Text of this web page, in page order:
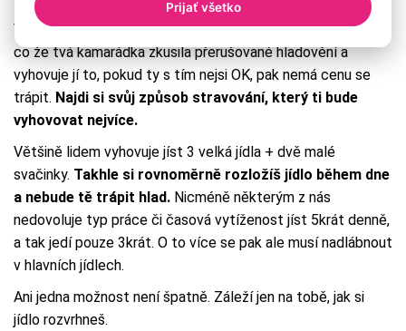
Vždy bude záležet na tom, co nejvíce vyhovuje tobě. No a
co že tvá kamarádka zkusila přerušované hladovění a
vyhovuje jí to, pokud ty s tím nejsi OK, pak nemá cenu se
trápit. Najdi si svůj způsob stravování, který ti bude
vyhovovat nejvíce.
Většině lidem vyhovuje jíst 3 velká jídla + dvě malé
svačinky. Takhle si rovnoměrně rozložíš jídlo během dne
a nebude tě trápit hlad. Nicméně některým z nás
nedovoluje typ práce či časová vytíženost jíst 5krát denně,
a tak jedí pouze 3krát. O to více se pak ale musí nadlábnout
v hlavních jídlech.
Ani jedna možnost není špatně. Záleží jen na tobě, jak si
jídlo rozvrhneš.
Prijať všetko